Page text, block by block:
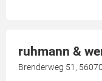
ruhmann &
Brenderweg 51,